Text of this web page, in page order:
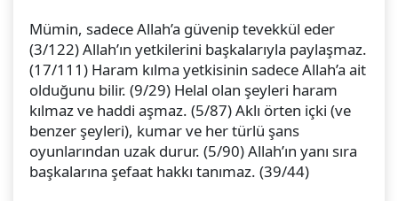
Mümin, sadece Allah’a güvenip tevekkül eder
(3/122) Allah’ın yetkilerini başkalarıyla paylaşmaz.
(17/111) Haram kılma yetkisinin sadece Allah’a ait
olduğunu bilir. (9/29) Helal olan şeyleri haram
kılmaz ve haddi aşmaz. (5/87) Aklı örten içki (ve
benzer şeyleri), kumar ve her türlü şans
oyunlarından uzak durur. (5/90) Allah’ın yanı sıra
başkalarına şefaat hakkı tanımaz. (39/44)